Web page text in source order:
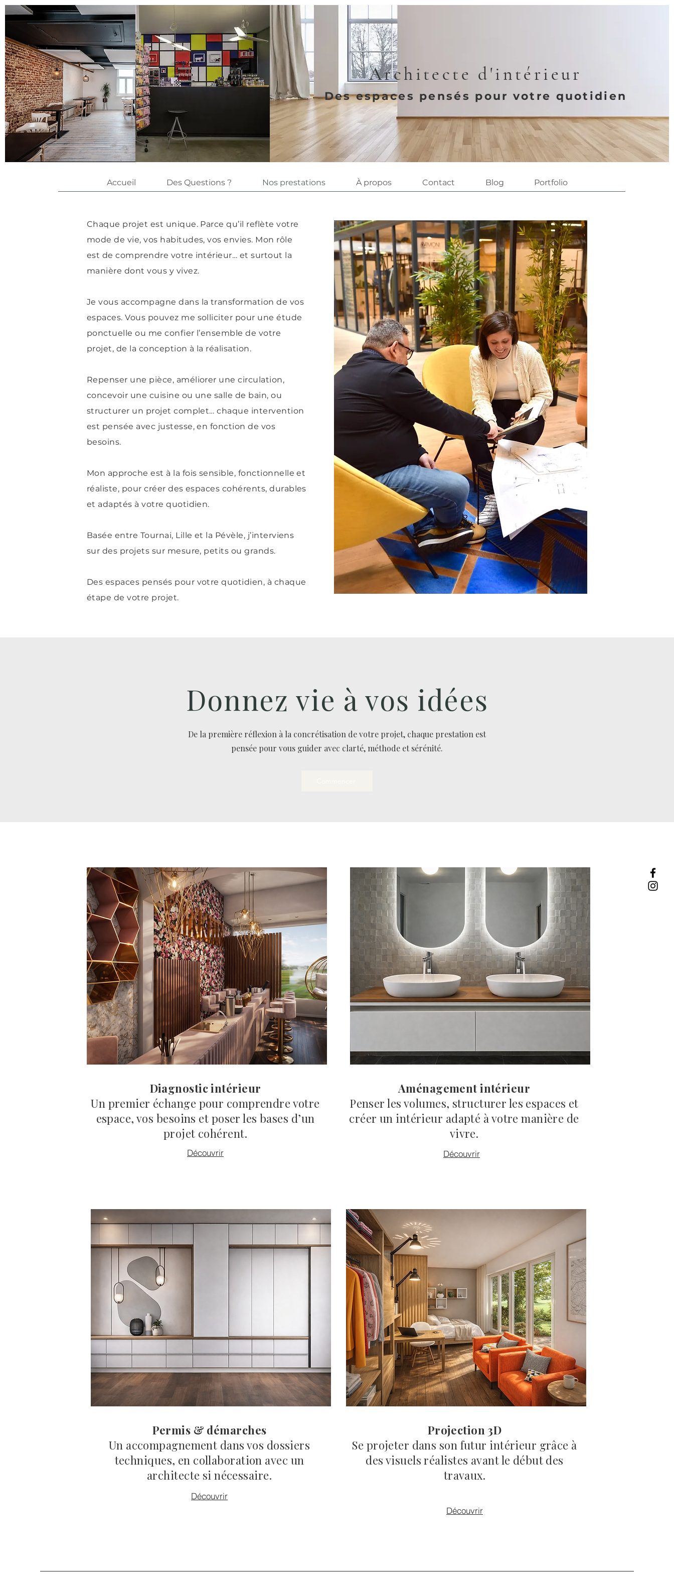
Architecte d'intérieur
Des espaces pensés pour votre quotidien
Accueil Des Questions ? Nos prestations À propos Contact Blog Portfolio
Chaque projet est unique. Parce qu’il reflète votre
mode de vie, vos habitudes, vos envies. Mon rôle
est de comprendre votre intérieur… et surtout la
manière dont vous y vivez.
Je vous accompagne dans la transformation de vos
espaces. Vous pouvez me solliciter pour une étude
ponctuelle ou me confier l’ensemble de votre
projet, de la conception à la réalisation.
Repenser une pièce, améliorer une circulation,
concevoir une cuisine ou une salle de bain, ou
structurer un projet complet… chaque intervention
est pensée avec justesse, en fonction de vos
besoins.
Mon approche est à la fois sensible, fonctionnelle et
réaliste, pour créer des espaces cohérents, durables
et adaptés à votre quotidien.
Basée entre Tournai, Lille et la Pévèle, j’interviens
sur des projets sur mesure, petits ou grands.
Des espaces pensés pour votre quotidien, à chaque
étape de votre projet.
Donnez vie à vos idées
De la première réflexion à la concrétisation de votre projet, chaque prestation est
pensée pour vous guider avec clarté, méthode et sérénité.
Diagnostic intérieur
Un premier échange pour comprendre votre
espace, vos besoins et poser les bases d’un
projet cohérent.
Découvrir
Aménagement intérieur​​
Penser les volumes, structurer les espaces et
créer un intérieur adapté à votre manière de
vivre.
Découvrir
Permis & démarches
Un accompagnement dans vos dossiers
techniques, en collaboration avec un
architecte si nécessaire.
Découvrir
Projection 3D
Se projeter dans son futur intérieur grâce à
des visuels réalistes avant le début des
travaux.
Découvrir